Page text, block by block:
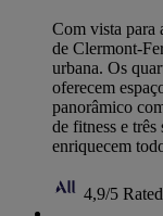
Com vista para
de Clermont-
urbana. Os
oferecem
panorâmico
de fitness e três
enriquecem
4,9/5